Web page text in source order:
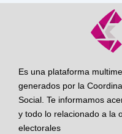
Es una plataforma
generados por la
Social. Te informamos
y todo lo relacionado a la
electorales